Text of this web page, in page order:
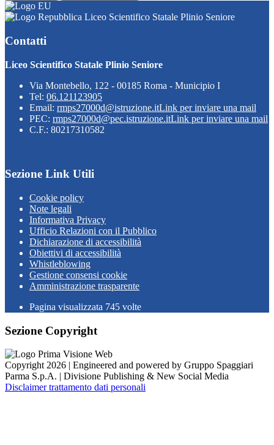
Liceo Scientifico Statale Plinio Seniore
Contatti
Liceo Scientifico Statale Plinio Seniore
Via Montebello, 122 - 00185 Roma - Municipio I
Tel: 06.121123905
Email: rmps27000d@istruzione.itLink per inviare una mail
PEC: rmps27000d@pec.istruzione.itLink per inviare una mail
C.F.: 80217310582
Sezione Link Utili
Cookie policy
Note legali
Informativa Privacy
Ufficio Relazioni con il Pubblico
Dichiarazione di accessibilità
Obiettivi di accessibilità
Whistleblowing
Gestione consensi cookie
Amministrazione trasparente
Pagina visualizzata 745 volte
Sezione Copyright
Copyright 2026 | Engineered and powered by Gruppo Spaggiari
Parma S.p.A. | Divisione Publishing & New Social Media
Disclaimer trattamento dati personali